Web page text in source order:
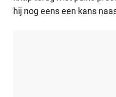
hij nog eens een kans